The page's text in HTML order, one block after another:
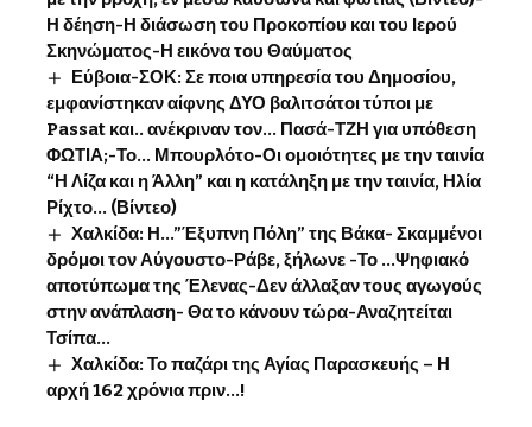
Η δέηση-Η διάσωση του Προκοπίου και του Ιερού
Σκηνώματος-Η εικόνα του Θαύματος
Εύβοια-ΣΟΚ: Σε ποια υπηρεσία του Δημοσίου,
εμφανίστηκαν αίφνης ΔΥΟ βαλιτσάτοι τύποι με
Passat και.. ανέκριναν τον… Πασά-ΤΖΗ για υπόθεση
ΦΩΤΙΑ;-Το… Μπουρλότο-Οι ομοιότητες με την ταινία
“Η Λίζα και η Άλλη” και η κατάληξη με την ταινία, Ηλία
Ρίχτο… (Βίντεο)
Χαλκίδα: Η…”Έξυπνη Πόλη” της Βάκα- Σκαμμένοι
δρόμοι τον Αύγουστο-Ράβε, ξήλωνε -Το …Ψηφιακό
αποτύπωμα της Έλενας-Δεν άλλαξαν τους αγωγούς
στην ανάπλαση- Θα το κάνουν τώρα-Αναζητείται
Τσίπα…
Χαλκίδα: Το παζάρι της Αγίας Παρασκευής – Η
αρχή 162 χρόνια πριν…!